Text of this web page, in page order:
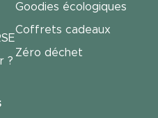
?
Goodies écologiques
Coffrets cadeaux
Zéro déchet